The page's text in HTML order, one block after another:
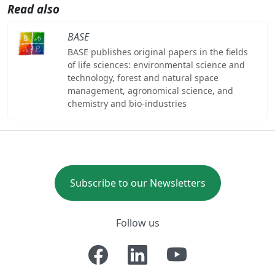
Read also
BASE
BASE publishes original papers in the fields
of life sciences: environmental science and
technology, forest and natural space
management, agronomical science, and
chemistry and bio-industries
Subscribe to our Newsletters
Follow us